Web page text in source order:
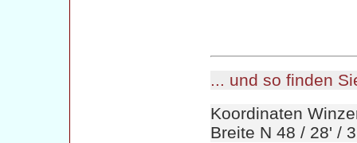
... und so finden
Koordinaten
Breite N 48 / 28' /